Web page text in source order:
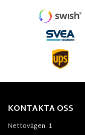
KONTAKTA OSS
Nettovägen. 1